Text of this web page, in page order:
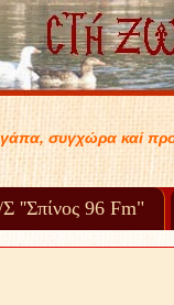
.
''Σπίνος 96 Fm"